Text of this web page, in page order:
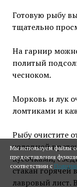
Готовую рыбу
тщательно
На гарнир
политый
чесноком.
Морковь и лук
ломтиками и
Рыбу очистите
холодной
кусочками,
стакан горячей
лавровый лист.
Мы используем файлы
предоставления
соответствии с